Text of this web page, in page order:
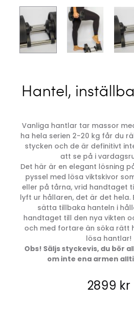
Hantel,
Vanliga hantlar tar massor
ha hela serien 2-20 kg får du
stycken och de är definitivt
att se på i
Det här är en elegant lösning
pyssel med lösa viktskivor
eller på tårna, vrid handtaget
lyft ur hållaren, det är det hela.
sätta tillbaka hanteln i
handtaget till den nya vikten
och med fortare än söka rätt
lösa hantlar!
Obs! Säljs styckevis, du bör
om inte ena armen
2899 kr